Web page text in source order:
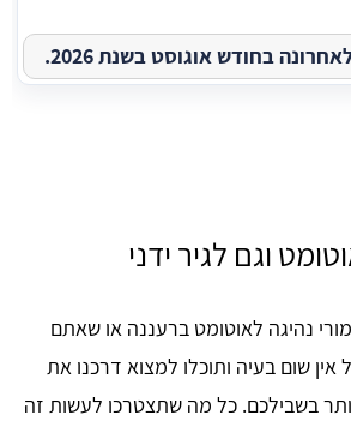
בחודש אוגוסט בשנת 2026.
וגם לגיר ידני
נהיגה לאוטומט ברעננה או שאתם
אין שום בעיה ותוכלו למצוא דרכנו את
בשבילכם. כל מה שתצטרכו לעשות זה